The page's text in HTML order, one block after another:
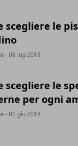
scegliere le
- 08 lug 2018
scegliere le
per ogni
- 01 giu 2018